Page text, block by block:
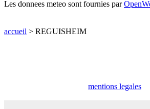
Les donnees meteo sont fournies par
accueil > REGUISHEIM
mentions legales